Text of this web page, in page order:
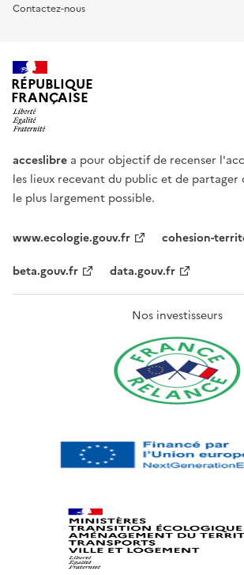
Contactez-nous
RÉPUBLIQUE
FRANÇAISE
acceslibre a pour objectif de recenser
les lieux recevant du public et de
le plus largement possible.
www.ecologie.gouv.fr
cohesion-
beta.gouv.fr
data.gouv.fr
Nos investisseurs